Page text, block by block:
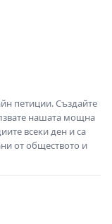
петиции. Създайте
нашата мощна
всеки ден и са
от обществото и